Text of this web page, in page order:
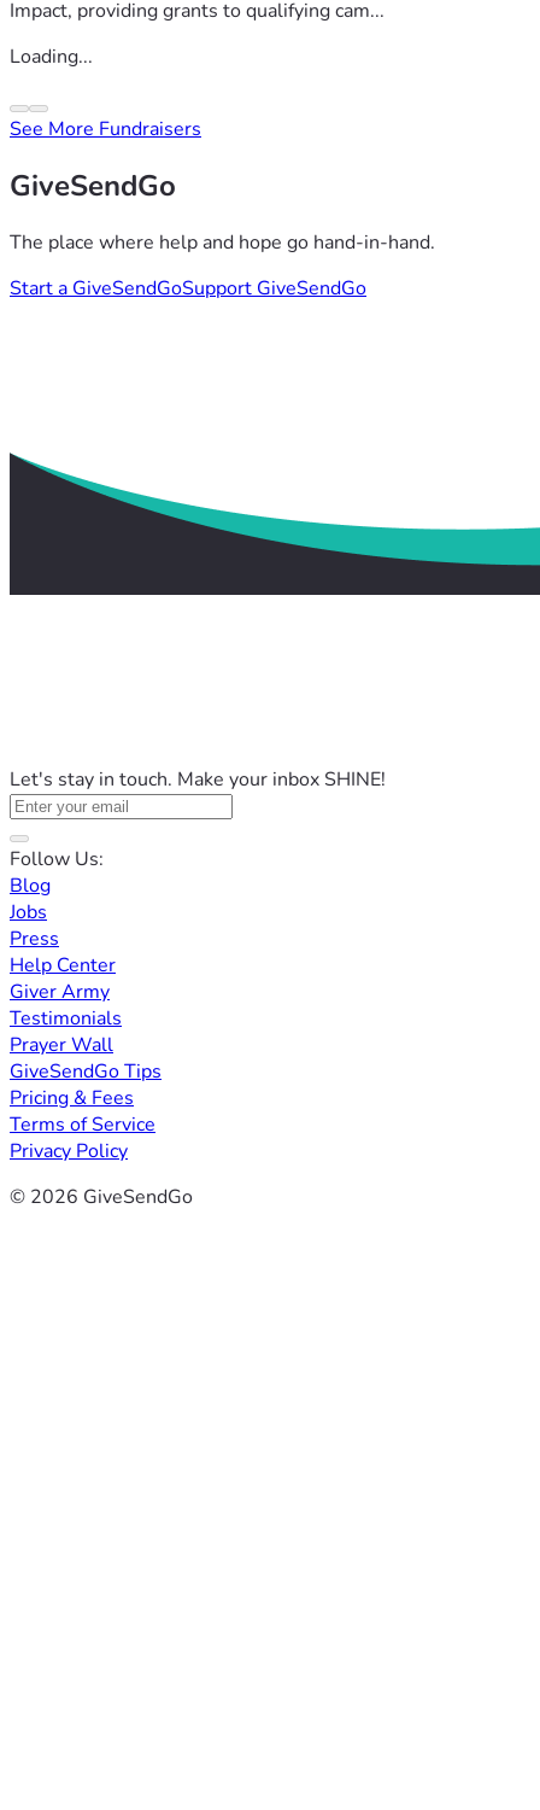
Impact, providing grants to qualifying cam...
Loading...
See More Fundraisers
GiveSendGo
The place where help and hope go hand-in-hand.
Start a GiveSendGoSupport GiveSendGo
Let's stay in touch. Make your inbox SHINE!
Follow Us:
Blog
Jobs
Press
Help Center
Giver Army
Testimonials
Prayer Wall
GiveSendGo Tips
Pricing & Fees
Terms of Service
Privacy Policy
© 2026 GiveSendGo